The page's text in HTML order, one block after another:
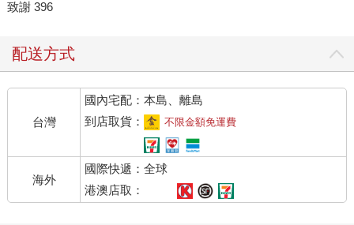
致謝 396
配送方式
台灣
國內宅配：本島、離島
到店取貨：
不限金額免運費
海外
國際快遞：全球
港澳店取：